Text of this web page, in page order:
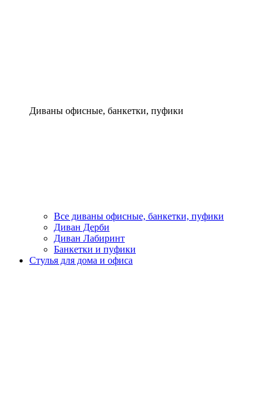
Диваны офисные, банкетки, пуфики
Все диваны офисные, банкетки, пуфики
Диван Дерби
Диван Лабиринт
Банкетки и пуфики
Стулья для дома и офиса